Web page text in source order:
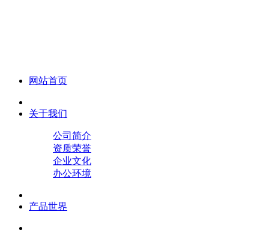
网站首页
关于我们
公司简介
资质荣誉
企业文化
办公环境
产品世界